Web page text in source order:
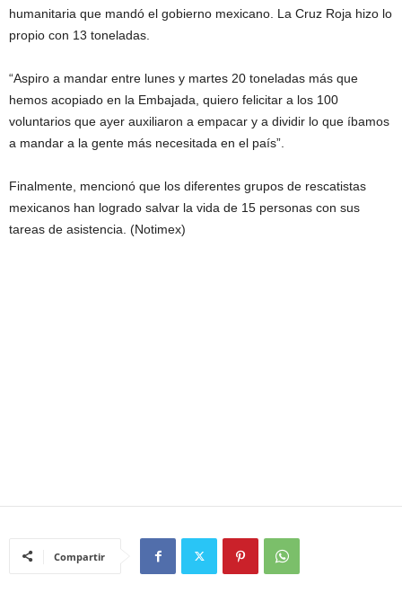
humanitaria que mandó el gobierno mexicano. La Cruz Roja hizo lo
propio con 13 toneladas.
“Aspiro a mandar entre lunes y martes 20 toneladas más que
hemos acopiado en la Embajada, quiero felicitar a los 100
voluntarios que ayer auxiliaron a empacar y a dividir lo que íbamos
a mandar a la gente más necesitada en el país”.
Finalmente, mencionó que los diferentes grupos de rescatistas
mexicanos han logrado salvar la vida de 15 personas con sus
tareas de asistencia. (Notimex)
Compartir